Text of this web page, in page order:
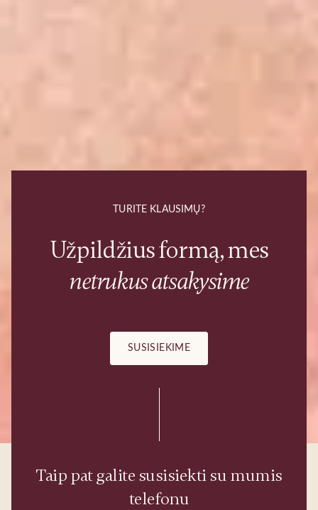
TURITE KLAUSIMŲ?
Užpildžius formą, mes
netrukus atsakysime
SUSISIEKIME
Taip pat galite susisiekti su mumis
telefonu